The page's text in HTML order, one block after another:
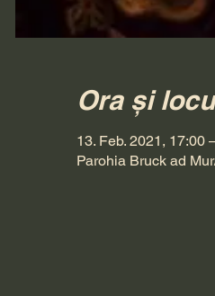
Ora și
13. Feb. 2021, 17:00
Parohia Bruck ad